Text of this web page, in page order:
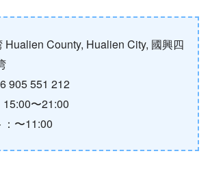
Hualien County, Hualien City, 國興四
905 551 212
〜21:00
〜11:00